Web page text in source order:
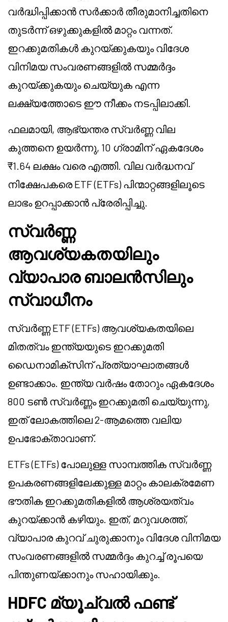
വർദ്ധിപ്പിക്കാൻ സർക്കാർ തീരുമാനിച്ചതിനെ
തുടർന്ന് ഒഴുക്കുകളിൽ മാറ്റം വന്നത്.
ഇറക്കുമതികൾ കുറയ്ക്കുകയും വിദേശ
വിനിമയ സംവരണങ്ങളിൽ സമ്മർദ്ദം
കുറയ്ക്കുകയും ചെയ്യുക എന്ന
ലക്ഷ്യത്തോടെ ഈ നീക്കം നടപ്പിലാക്കി.
ഫലമായി, ആഭ്യന്തര സ്വർണ്ണ വില
കുത്തനെ ഉയർന്നു, 10 ഗ്രാമിന് ഏകദേശം
₹1.64 ലക്ഷം വരെ എത്തി. വില വർദ്ധനവ്
നിക്ഷേപകരെ ETF (ETFs) പിന്മാറ്റങ്ങളിലൂടെ
ലാഭം ഉറപ്പാക്കാൻ പ്രേരിപ്പിച്ചു.
സ്വർണ്ണ
ആവശ്യകതയിലും
വ്യാപാര ബാലൻസിലും
സ്വാധീനം
സ്വർണ്ണ ETF (ETFs) ആവശ്യകതയിലെ
മിതത്വം ഇന്ത്യയുടെ ഇറക്കുമതി
ഡൈനാമിക്സിന് പ്രത്യാഘാതങ്ങൾ
ഉണ്ടാക്കാം. ഇന്ത്യ വർഷം തോറും ഏകദേശം
800 ടൺ സ്വർണ്ണം ഇറക്കുമതി ചെയ്യുന്നു,
ഇത് ലോകത്തിലെ 2-ആമത്തെ വലിയ
ഉപഭോക്താവാണ്.
ETFs (ETFs) പോലുള്ള സാമ്പത്തിക സ്വർണ്ണ
ഉപകരണങ്ങളിലേക്കുള്ള മാറ്റം കാലക്രമേണ
ഭൗതിക ഇറക്കുമതികളിൽ ആശ്രയത്വം
കുറയ്ക്കാൻ കഴിയും. ഇത്, മറുവശത്ത്,
വ്യാപാര കുറവ് ചുരുക്കാനും വിദേശ വിനിമയ
സംവരണങ്ങളിൽ സമ്മർദ്ദം കുറച്ച് രൂപയെ
പിന്തുണയ്ക്കാനും സഹായിക്കും.
HDFC മ്യൂച്വൽ ഫണ്ട്